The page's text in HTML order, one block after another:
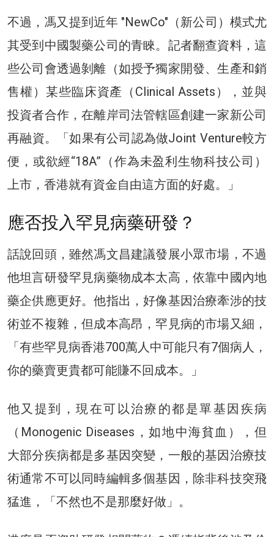
不過，馮又提到近年 "NewCo"（新公司）模式尤
其受到中國製藥公司的青睞。記者翻查資料，這
些公司會透過剝離（如授予獨家開發、生產和銷
售權）某些臨床資產（Clinical Assets），並與
投資者合作，在離岸司法管轄區創建一家新公司
再融資。「如果有公司認為做Joint Venture較方
便，或欲經“18A”（作為未盈利生物科技公司）
上市，香港就有資金自由這方面的好處。」
應否投入罕見病藥研發？
話說回頭，雖然馮文昌建議發展小眾市場，不過
他坦言研發罕見病藥物成本太高，依靠中國內地
藥企供應更好。他指出，好像基因治療牽涉的技
術並不複雜，但成本高昂，罕見病的市場又細，
「有些罕見病香港700萬人中可能只有7個病人，
你的藥賣更貴都可能賺不回成本。」
他又提到，現在可以治療的都是單基因疾病
（Monogenic Diseases，如地中海貧血），但
大部分疾病都是多基因突變，一般的基因治療技
術通常不可以同時編輯多個基因，除非科技突飛
猛進，「不然也不是那麼好做」。